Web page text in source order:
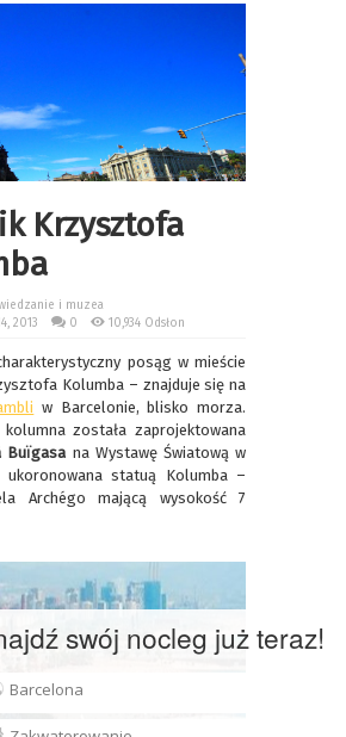
Krzysztofa
i muzea
2013
0 10,934 Odsłon
posąg w mieście
Kolumba – znajduje się na
w Barcelonie, blisko morza.
została zaprojektowana
Buïgasa na Wystawę Światową w
statuą Kolumba –
Archégo mającą wysokość 7
swój nocleg już teraz!